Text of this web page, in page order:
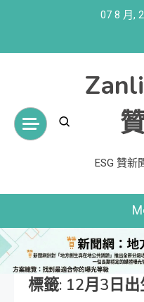
07 8 月,
ESG 贊新
標籤: 12月3日出